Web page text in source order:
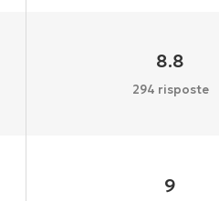
8.8
294 risposte
9